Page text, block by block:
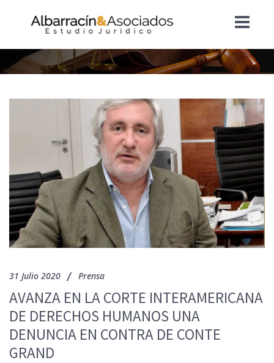
31 Julio 2020 Prensa
AVANZA EN LA CORTE INTERAMERICANA
DE DERECHOS HUMANOS UNA
DENUNCIA EN CONTRA DE CONTE
GRAND